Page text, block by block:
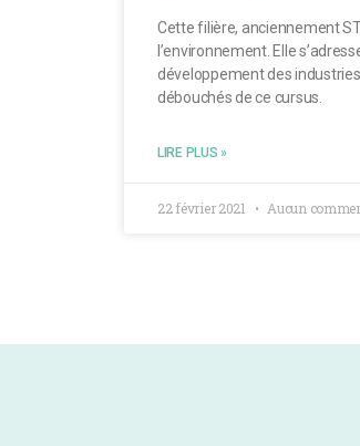
Cette filière, anciennement
l’environnement. Elle
développement des
débouchés de ce cursus.
LIRE PLUS »
22 février 2021 Aucun